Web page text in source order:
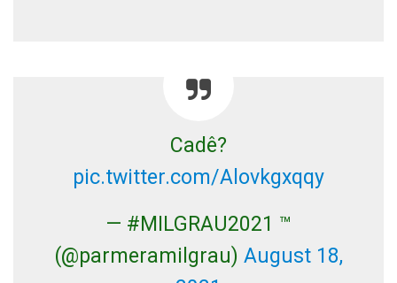
Cadê?
pic.twitter.com/Alovkgxqqy
— #MILGRAU2021 ™
(@parmeramilgrau) August 18,